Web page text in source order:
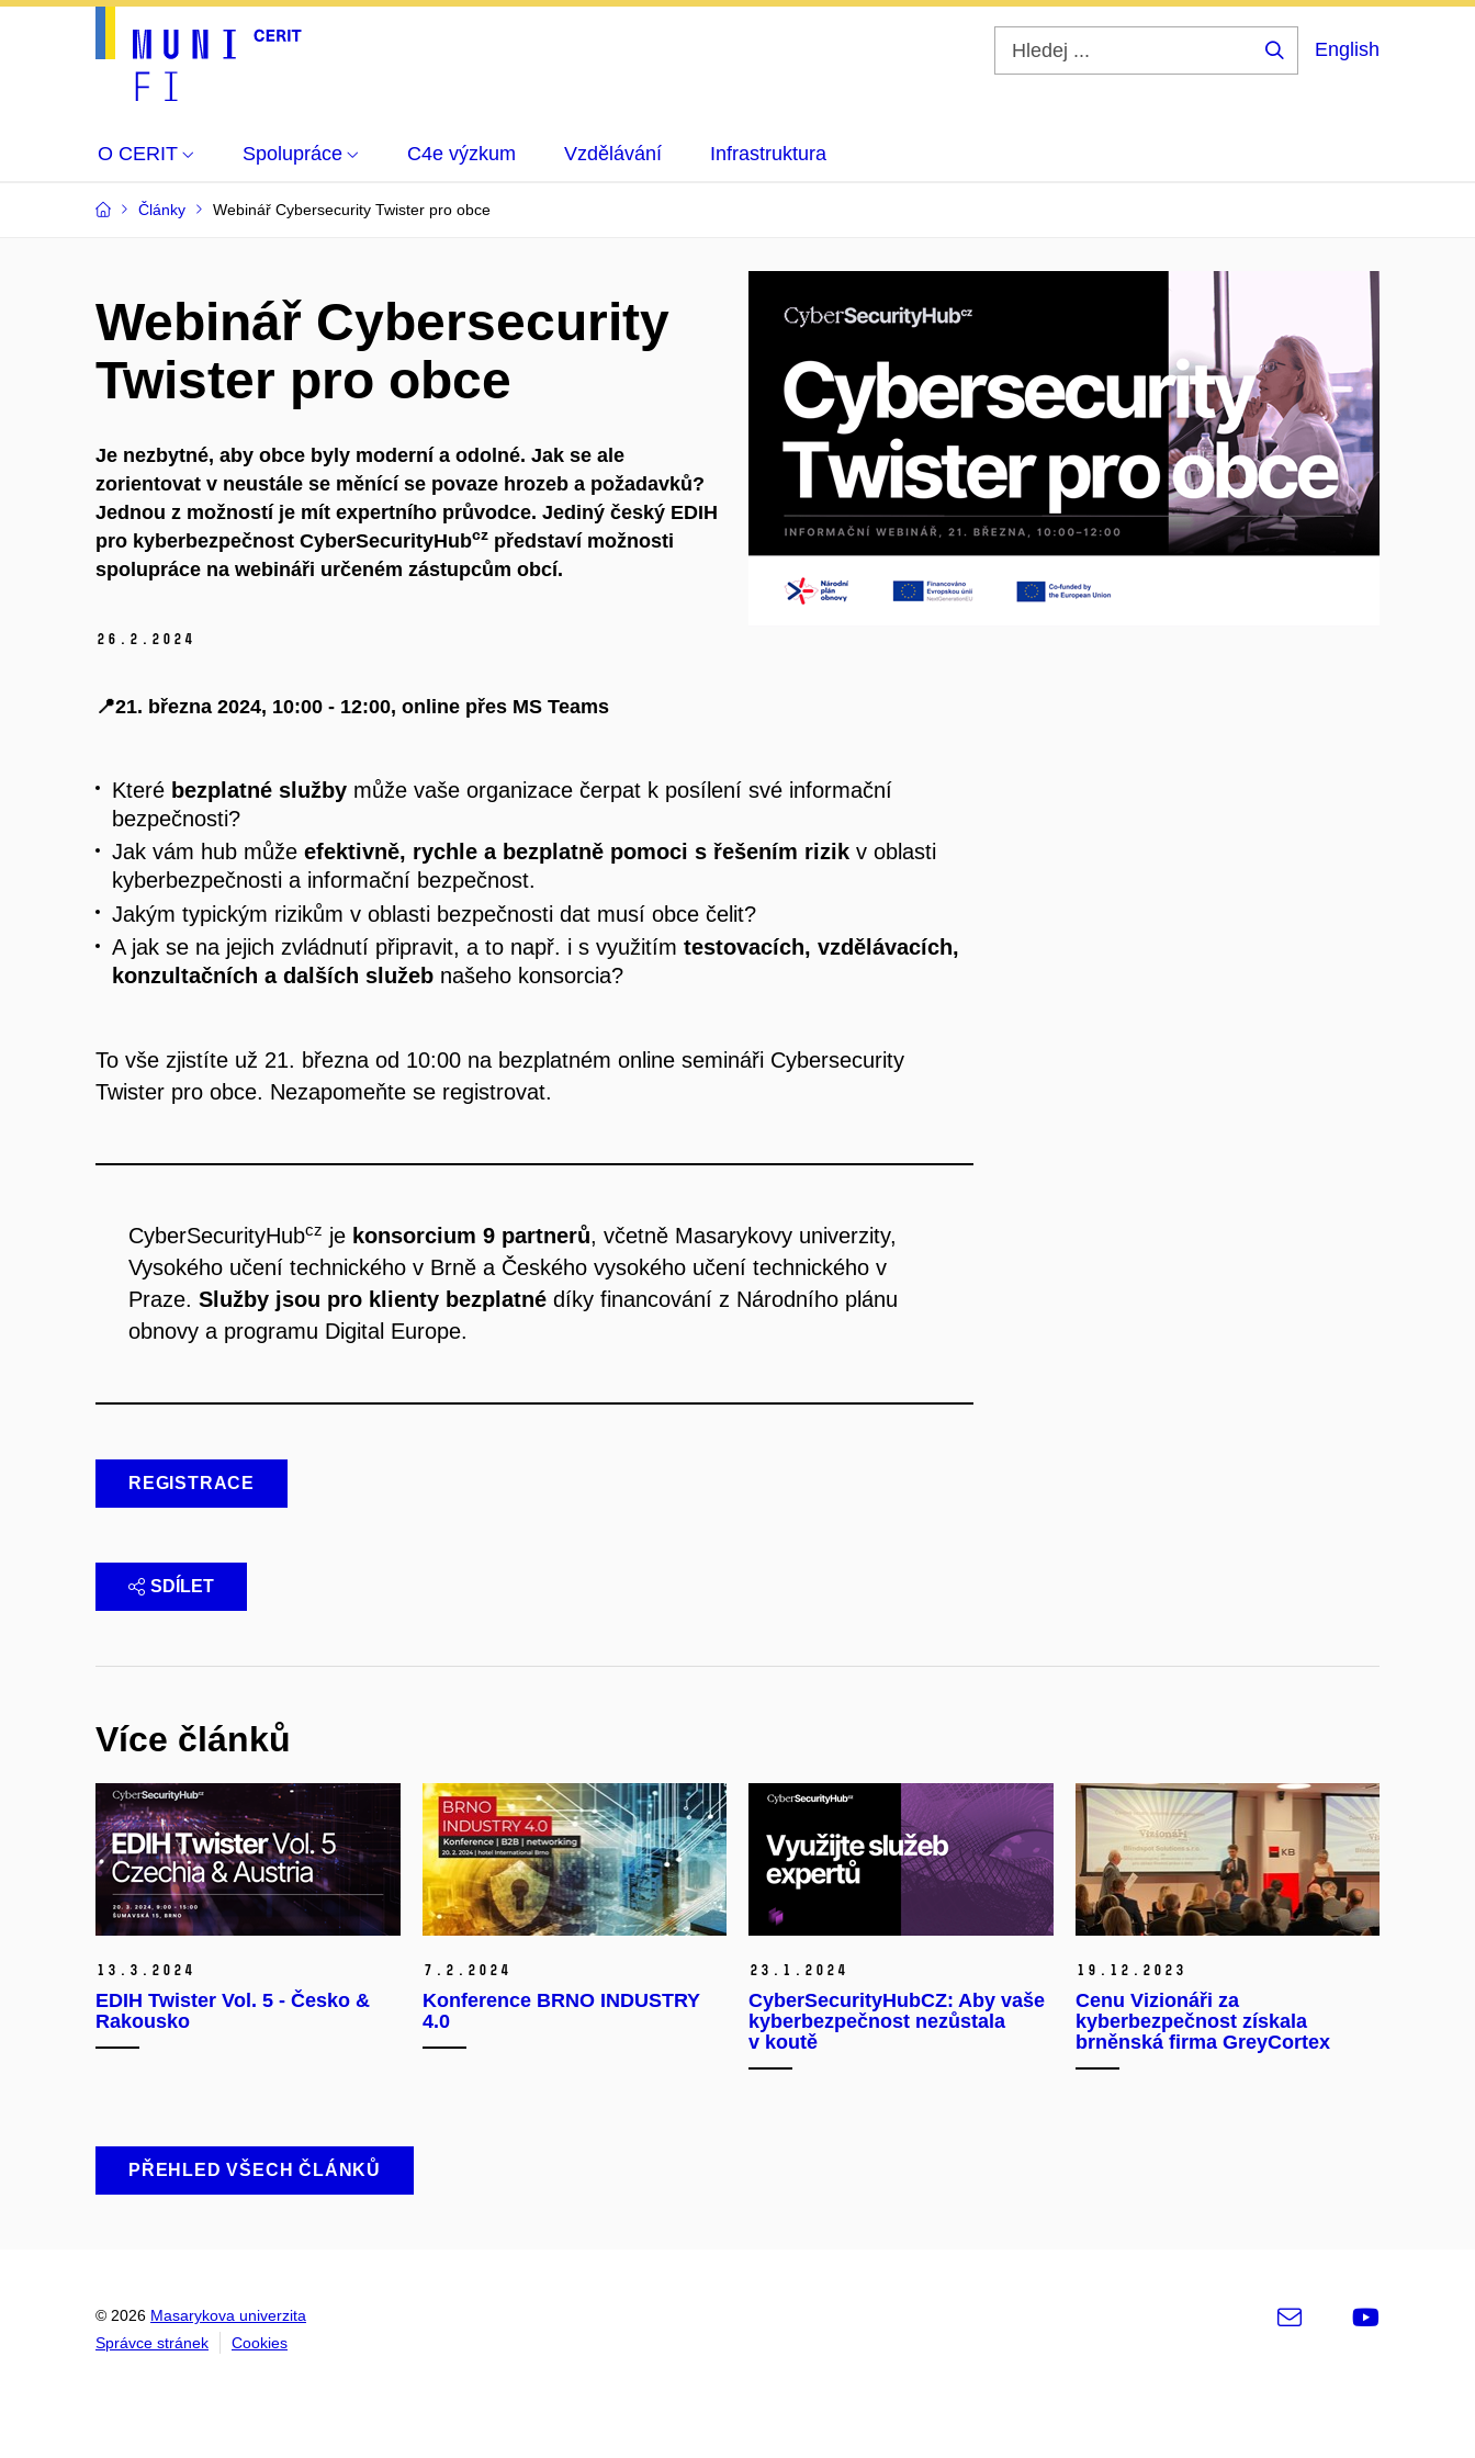
English
O CERIT Spolupráce C4e výzkum Vzdělávání Infrastruktura
Články Webinář Cybersecurity Twister pro obce
Webinář Cybersecurity
Twister pro obce
Je nezbytné, aby obce byly moderní a odolné. Jak se ale
zorientovat v neustále se měnící se povaze hrozeb a požadavků?
Jednou z možností je mít expertního průvodce. Jediný český EDIH
pro kyberbezpečnost CyberSecurityHubcz představí možnosti
spolupráce na webináři určeném zástupcům obcí.
26. 2. 2024
📍21. března 2024, 10:00 - 12:00, online přes MS Teams
Které bezplatné služby může vaše organizace čerpat k posílení své informační
bezpečnosti?
Jak vám hub může efektivně, rychle a bezplatně pomoci s řešením rizik v oblasti
kyberbezpečnosti a informační bezpečnost.
Jakým typickým rizikům v oblasti bezpečnosti dat musí obce čelit?
A jak se na jejich zvládnutí připravit, a to např. i s využitím testovacích, vzdělávacích,
konzultačních a dalších služeb našeho konsorcia?
To vše zjistíte už 21. března od 10:00 na bezplatném online semináři Cybersecurity
Twister pro obce. Nezapomeňte se registrovat.
CyberSecurityHubcz je konsorcium 9 partnerů, včetně Masarykovy univerzity,
Vysokého učení technického v Brně a Českého vysokého učení technického v
Praze. Služby jsou pro klienty bezplatné díky financování z Národního plánu
obnovy a programu Digital Europe.
REGISTRACE
SDÍLET
Více článků
13. 3. 2024
EDIH Twister Vol. 5 - Česko &
Rakousko
7. 2. 2024
Konference BRNO INDUSTRY
4.0
23. 1. 2024
CyberSecurityHubCZ: Aby vaše
kyberbezpečnost nezůstala
v koutě
19. 12. 2023
Cenu Vizionáři za
kyberbezpečnost získala
brněnská firma GreyCortex
PŘEHLED VŠECH ČLÁNKŮ
© 2026 Masarykova univerzita
Správce stránek
Cookies
e-